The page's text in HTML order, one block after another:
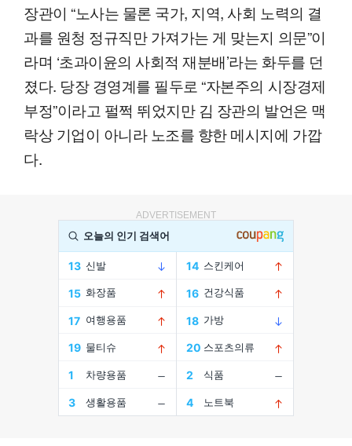
장관이 “노사는 물론 국가, 지역, 사회 노력의 결
과를 원청 정규직만 가져가는 게 맞는지 의문”이
라며 ‘초과이윤의 사회적 재분배’라는 화두를 던
졌다. 당장 경영계를 필두로 “자본주의 시장경제
부정”이라고 펄쩍 뛰었지만 김 장관의 발언은 맥
락상 기업이 아니라 노조를 향한 메시지에 가깝
다.
ADVERTISEMENT